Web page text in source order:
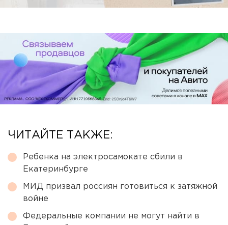
ЧИТАЙТЕ ТАКЖЕ:
Ребенка на электросамокате сбили в
Екатеринбурге
МИД призвал россиян готовиться к затяжной
войне
Федеральные компании не могут найти в